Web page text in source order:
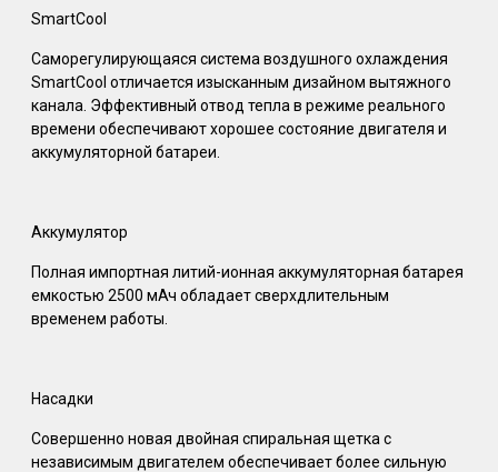
SmartCool
Саморегулирующаяся система воздушного охлаждения
SmartCool отличается изысканным дизайном вытяжного
канала. Эффективный отвод тепла в режиме реального
времени обеспечивают хорошее состояние двигателя и
аккумуляторной батареи.
Аккумулятор
Полная импортная литий-ионная аккумуляторная батарея
емкостью 2500 мАч обладает сверхдлительным
временем работы.
Насадки
Совершенно новая двойная спиральная щетка с
независимым двигателем обеспечивает более сильную